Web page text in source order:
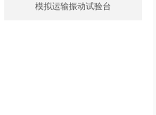
模拟运输振动试验台